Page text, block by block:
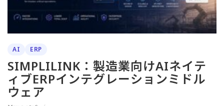
AI ERP
SIMPLILINK：製造業向けAIネイテ
ィブERPインテグレーションミドル
ウェア